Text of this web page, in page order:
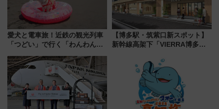
愛犬と電車旅！近鉄の観光列車
「つどい」で行く「わんわん列
める日帰りツアー
【博多駅・筑紫口新スポット】
新幹線高架下「VIERRA博多テ
など注目の全6店舗 「博多活憩
通り」も一新